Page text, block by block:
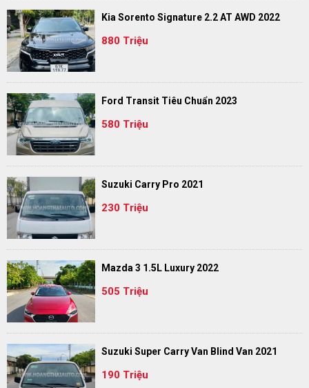
Kia Sorento Signature 2.2 AT AWD 2022
880 Triệu
Ford Transit Tiêu Chuẩn 2023
580 Triệu
Suzuki Carry Pro 2021
230 Triệu
Mazda 3 1.5L Luxury 2022
505 Triệu
Suzuki Super Carry Van Blind Van 2021
190 Triệu